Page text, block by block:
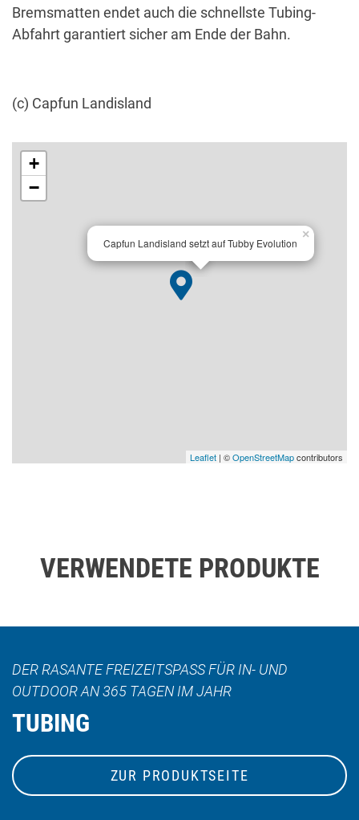
Bremsmatten endet auch die schnellste Tubing-
Abfahrt garantiert sicher am Ende der Bahn.
(c) Capfun Landisland
Capfun Landisland setzt auf Tubby Evolution
×
+
−
Leaflet | ©OpenStreetMapcontributors
VERWENDETE PRODUKTE
DER RASANTE FREIZEITSPASS FÜR IN- UND O
UTDOOR AN 365 TAGEN IM JAHR
TUBING
ZUR PRODUKTSEITE